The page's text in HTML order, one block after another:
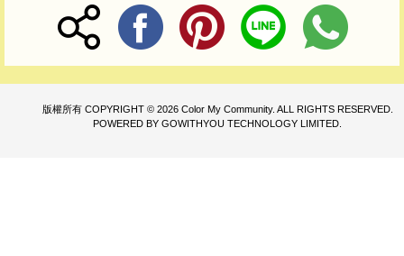
版權所有 COPYRIGHT © 2026 Color My Community. ALL RIGHTS RESERVED.
POWERED BY GOWITHYOU TECHNOLOGY LIMITED.